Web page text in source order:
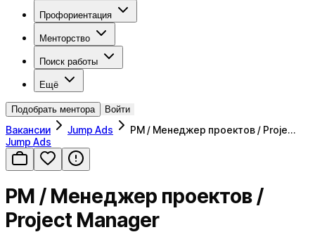
Профориентация
Менторство
Поиск работы
Ещё
Подобрать ментора Войти
Вакансии Jump Ads
PM / Менеджер проектов / Proje…
Jump Ads
PM / Менеджер проектов /
Project Manager